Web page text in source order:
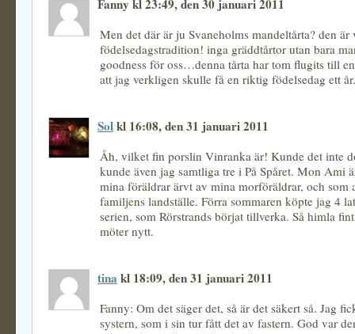
Fanny kl 23:49, den 30 januari 2011
Men det där är ju Svaneholms mandeltårta? den
födelsedagstradition! inga gräddtårtor utan bara
goodness för oss…denna tårta har tom flugits till
att jag verkligen skulle få en riktig födelsedag ett år.
Solkl 16:08, den 31 januari 2011
Åh, vilket fin porslin Vinranka är! Kunde det inte
kunde även jag samtliga tre i På Spåret. Mon Ami
mina föräldrar ärvt av mina morföräldrar, och som
familjens landställe. Förra sommaren köpte jag 4
serien, som Rörstrands börjat tillverka. Så himla
möter nytt.
tina kl 18:09, den 31 januari 2011
Fanny: Om det säger det, så är det säkert så. Jag
systern, som i sin tur fått det av fastern. God var